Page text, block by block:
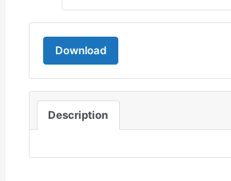
Download
Description